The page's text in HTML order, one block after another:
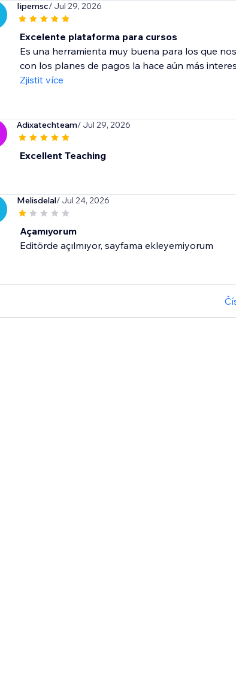
Iipemsc/ Jul 29, 2026
Excelente plataforma para cursos
Es una herramienta muy buena para los que
con los planes de pagos la hace aún más
Zjistit více
Adixatechteam/ Jul 29, 2026
Excellent Teaching
Melisdelal/ Jul 24, 2026
Açamıyorum
Editörde açılmıyor, sayfama ekleyemiyorum